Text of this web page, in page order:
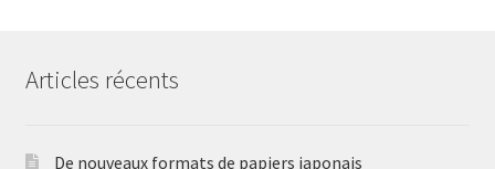
Articles récents
De nouveaux formats de papiers japonais